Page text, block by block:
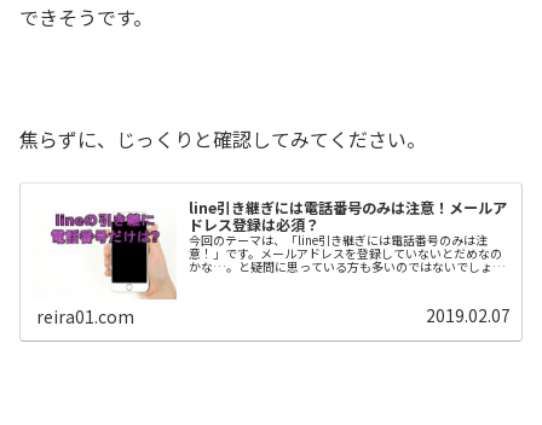
できそうです。
焦らずに、じっくりと確認してみてください。
line引き継ぎには電話番号のみは注意！メールア
ドレス登録は必須？
今回のテーマは、「line引き継ぎには電話番号のみは注
意！」です。メールアドレスを登録していないとだめなの
かな…。と疑問に思っている方も多いのではないでしょう
か?スマホの機種変更でlineを引き継ぎする場合も、スマホ
reira01.com 2019.02.07